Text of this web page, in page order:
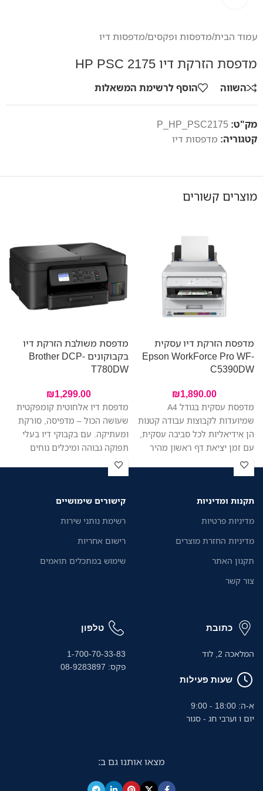
עמוד הבית/מדפסות ופקסים/מדפסות דיו
מדפסת הזרקת דיו HP PSC 2175
השווה הוסף לרשימת המשאלות
מק"ט: P_HP_PSC2175
קטגוריה: מדפסות דיו
מוצרים קשורים
מדפסת הזרקת דיו עסקית
Epson WorkForce Pro WF-
C5390DW
₪1,890.00
מדפסת עסקית בגודל A4
שמיועדות לקבוצות עבודה קטנות
הן אידיאליות לכל סביבה עסקית,
עם זמן יציאת דף ראשון מהיר
יותר בהשוואה למדפסות לייזר
דומות, הדפסה איכותית, צריכת
מאובטח של זרימת העבודה.
מדפסת משולבת הזרקת דיו
בקבוקונים Brother DCP-
T780DW
₪1,299.00
מדפסת דיו אלחוטית קומפקטית
שעושה הכול – מדפיסה, סורקת
ומעתיקה. עם בקבוקי דיו בעלי
תפוקה גבוהה ומיכלים נוחים
למילוי, תחסכו בעלויות ותדפיסו
יותר בפחות. היא מתאימה
קטן, עם חיבור קל, הדפסה מהירה
ידני הופכים את העבודה לחלקה
ויעילה במיוחד.
תקנות ומדיניות
מדיניות פרטיות
מדיניות החזרת מוצרים
תקנון האתר
צור קשר
קישורים שימושיים
רשימת נותני שירות
רישום אחריות
שימוש במתכלים תואמים
כתובת
המלאכה 2, לוד
שעות פעילות
א-ה: 18:00 - 9:00
יום ו וערבי חג - סגור
טלפון
1-700-70-33-83
פקס: 08-9283897
מצאו אותנו גם ב: